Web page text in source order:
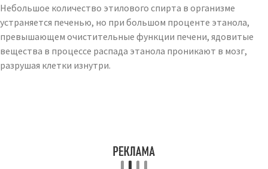
Небольшое количество этилового спирта в организме
устраняется печенью, но при большом проценте этанола,
превышающем очистительные функции печени, ядовитые
вещества в процессе распада этанола проникают в мозг,
разрушая клетки изнутри.